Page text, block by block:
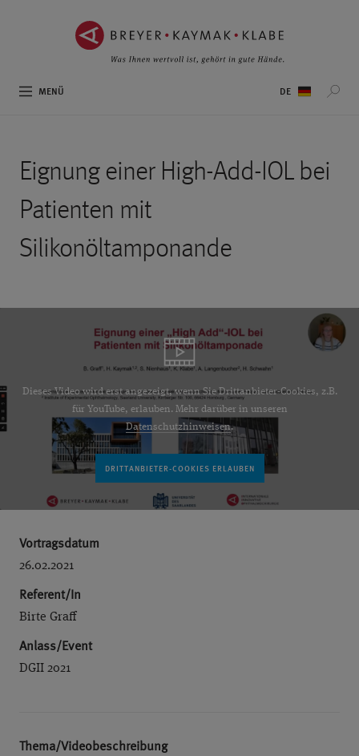
MENÜ
Eignung einer High-Add-IOL bei
Patienten mit
Silikonöltamponande
Dieses Video wird erst angezeigt, wenn Sie Drittanbieter-Cookies, z.B.
für YouTube, erlauben. Mehr darüber in unseren
Datenschutzhinweisen.
Vortragsdatum
26.02.2021
Referent/In
Birte Graff
Anlass/Event
DGII 2021
Thema/Videobeschreibung